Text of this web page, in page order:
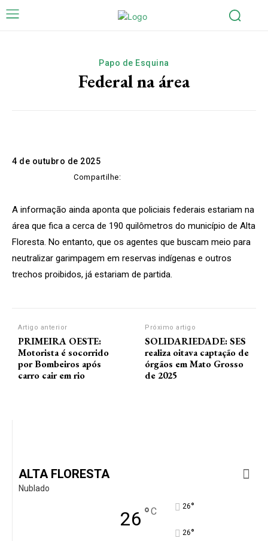
Papo de Esquina
Federal na área
4 de outubro de 2025
Compartilhe:
A informação ainda aponta que policiais federais estariam na
área que fica a cerca de 190 quilômetros do município de Alta
Floresta. No entanto, que os agentes que buscam meio para
neutralizar garimpagem em reservas indígenas e outros
trechos proibidos, já estariam de partida.
Artigo anterior
PRIMEIRA OESTE:
Motorista é socorrido
por Bombeiros após
carro cair em rio
Próximo artigo
SOLIDARIEDADE: SES
realiza oitava captação de
órgãos em Mato Grosso
de 2025
ALTA FLORESTA
Nublado
26 °C 26°
26°